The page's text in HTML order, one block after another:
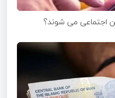
اجتماعی می شوند؟